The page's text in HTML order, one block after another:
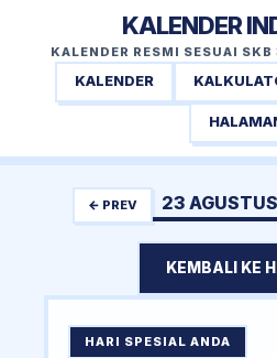
KALENDER
KALENDER RESMI SESUAI
KALENDER
← PREV 23
KEMBALI KE
HARI SPESIAL ANDA